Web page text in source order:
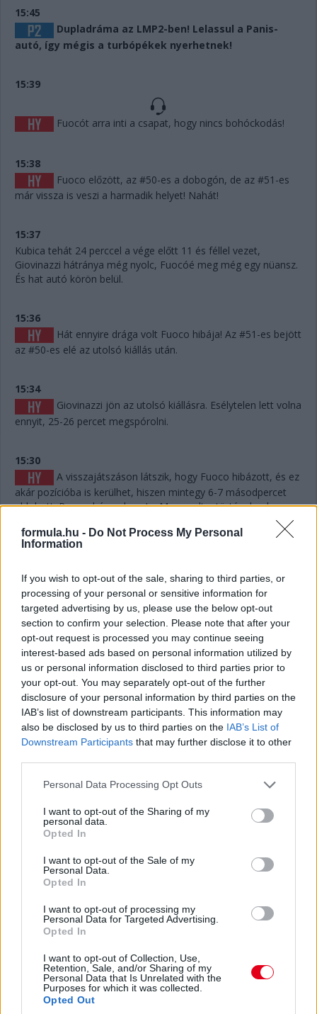
formula.hu - Do Not Process My Personal
Information
If you wish to opt-out of the sale, sharing to third parties, or
processing of your personal or sensitive information for
targeted advertising by us, please use the below opt-out
section to confirm your selection. Please note that after your
opt-out request is processed you may continue seeing
interest-based ads based on personal information utilized by
us or personal information disclosed to third parties prior to
your opt-out. You may separately opt-out of the further
disclosure of your personal information by third parties on the
IAB’s list of downstream participants. This information may
also be disclosed by us to third parties on the IAB’s List of
Downstream Participants that may further disclose it to other
Please note that this website/app uses one or more Google
not limited to your visit or usage behaviour. You may click to
grant or deny consent to Google and its third-party tags to
use your data for below specified purposes in below Google
consent section.
Personal Data Processing Opt Outs
I want to opt-out of the Sharing of my
personal data.
Opted In
I want to opt-out of the Sale of my
Personal Data.
Opted In
I want to opt-out of processing my
Personal Data for Targeted Advertising.
Opted In
I want to opt-out of Collection, Use,
Retention, Sale, and/or Sharing of my
Personal Data that Is Unrelated with the
Purposes for which it was collected.
Opted Out
15:45
Dupladráma az LMP2-ben! Lelassul a Panis-
autó, így mégis a turbópékek nyerhetnek!
15:39
Fuocót arra inti a csapat, hogy nincs bohóckodás!
15:38
Fuoco előzött, az #50-es a dobogón, de az #51-es
már vissza is veszi a harmadik helyet! Nahát!
15:37
Kubica tehát 24 perccel a vége előtt 11 és féllel vezet,
Giovinazzi hátránya még nyolc, Fuocóé meg még egy nüansz.
És hat autó körön belül.
15:36
Hát ennyire drága volt Fuoco hibája! Az #51-es bejött
az #50-es elé az utolsó kiállás után.
15:34
Giovinazzi jön az utolsó kiállásra. Esélytelen lett volna
ennyit, 25-26 percet megspórolni.
15:30
A visszajátszáson látszik, hogy Fuoco hibázott, és ez
akár pozícióba is kerülhet, hiszen mintegy 6-7 másodpercet
eldobott. Persze hány olyan Le Mans volt a történelemben,
ahol 6-7 másodperc számított egy dobogós helyen...? Kevés.
Giovinazzi 42-vel vezet Kubica előtt, és jöhet majd
egy rövid utolsó kiállásra mindjárt.
15:29
Na nézzük, mi a helyet: Kubica 10 másodperccel
vezet Estre előtt, aki újabb kilenccel a most sokat bukó Fuoco
15:27
Itt a dráma! A turbópékek kapnak egy áthajtásos
büntetést, és ezzel valószínűleg bukják a győzelmet! Yelloly
gyorshajtása nagyon sokba kerül. Massonék, a VDS Panis
Kulcsfontosságú pillanat: egy körrel Kubica után
Kubica viszont előttük frissebb gumin!
Kubica hozza az autót az utolsó kiállásra! Kereket
cserélnek a #83-ason, de Kubica marad az autóban. A #6-os
Dráma készül a P2-ben: a szoros csatában élen álló